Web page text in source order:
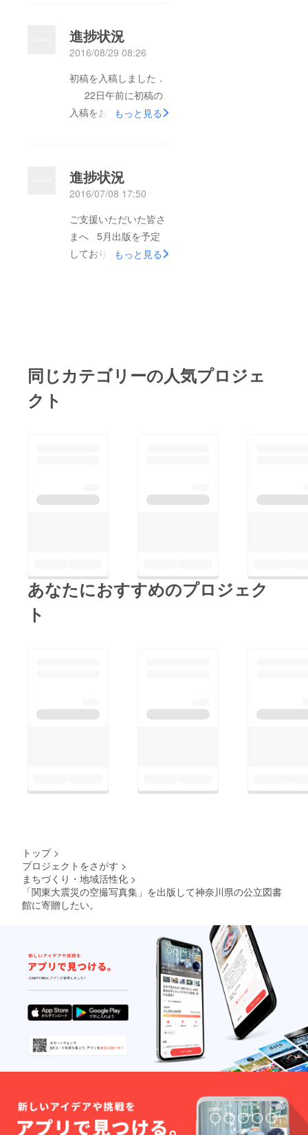
進捗状況
2016/08/29 08:26
初稿を入稿しました．
22日午前に初稿の
入稿をおえ，夕刻成田
ケープタウンに到着し
ました．時差7時間を
克服のため熟睡し．残
務整理を終え明日か
ら，会議が始まりま
いたします． 8月
27日は，喜望峰へ行っ
もっと見る
進捗状況
2016/07/08 17:50
ご支援いただいた皆さ
まへ 5月出版を予定
しておりましたが，出
印刷経費が増大し，印
奈川は被災地だっ
もっと見る
同じカテゴリーの人気プロジェ
クト
あなたにおすすめのプロジェク
ト
トップ >
プロジェクトをさがす >
まちづくり・地域活性化 >
「関東大震災の空撮写真集」を出版して神奈川県の公立図書
館に寄贈したい。